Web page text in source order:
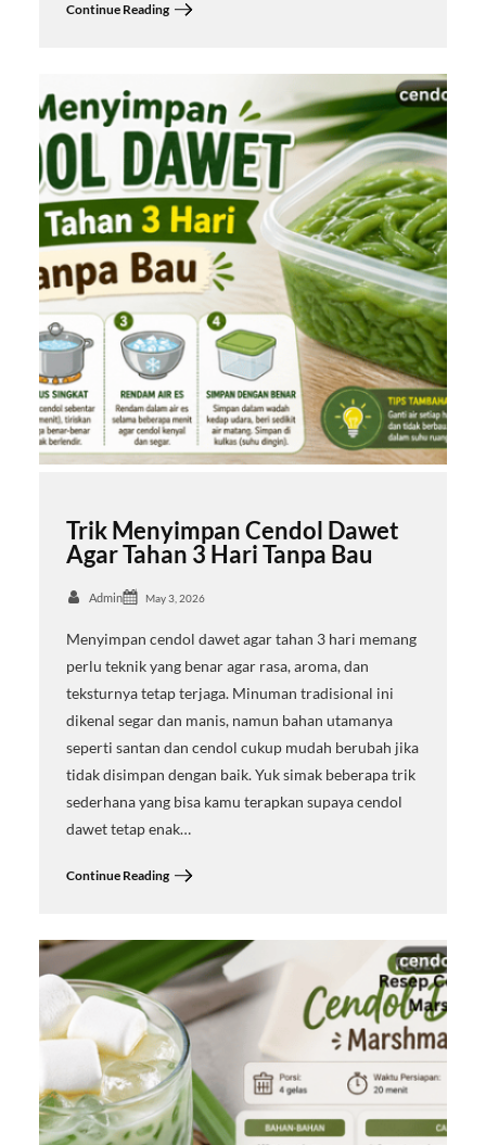
Continue Reading
Trik Menyimpan Cendol Dawet
Agar Tahan 3 Hari Tanpa Bau
Admin May 3, 2026
Menyimpan cendol dawet agar tahan 3 hari memang
perlu teknik yang benar agar rasa, aroma, dan
teksturnya tetap terjaga. Minuman tradisional ini
dikenal segar dan manis, namun bahan utamanya
seperti santan dan cendol cukup mudah berubah jika
tidak disimpan dengan baik. Yuk simak beberapa trik
sederhana yang bisa kamu terapkan supaya cendol
dawet tetap enak…
Continue Reading